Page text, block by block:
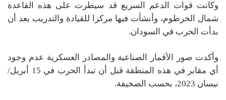
وكانت قوات الدعم السريع قد سيطرت على هذه القاعدة
شمال الخرطوم، وأنشأت فيها مركزا للقيادة والتدريب بعد أن
بدأت الحرب في السودان.
وأكدت صور الأقمار الصناعية والمصادر العسكرية عدم وجود
أي مقابر في هذه المنطقة قبل أن تبدأ الحرب في 15 أبريل/
نيسان 2023، بحسب الصحيفة.